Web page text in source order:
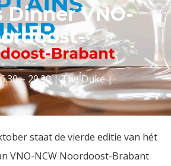
Dinner VNO-
– 20.30 | The Duke |
staat de vierde editie van hét
VNO-NCW Noordoost-Brabant